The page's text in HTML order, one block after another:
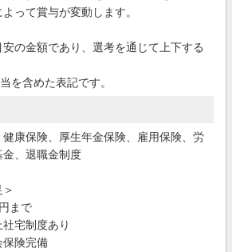
って賞与が変動します。
の金額であり、選考を通じて上下する
を含めた表記です。
康保険、厚生年金保険、雇用保険、労
、退職金制度
まで
宅制度あり
保険完備